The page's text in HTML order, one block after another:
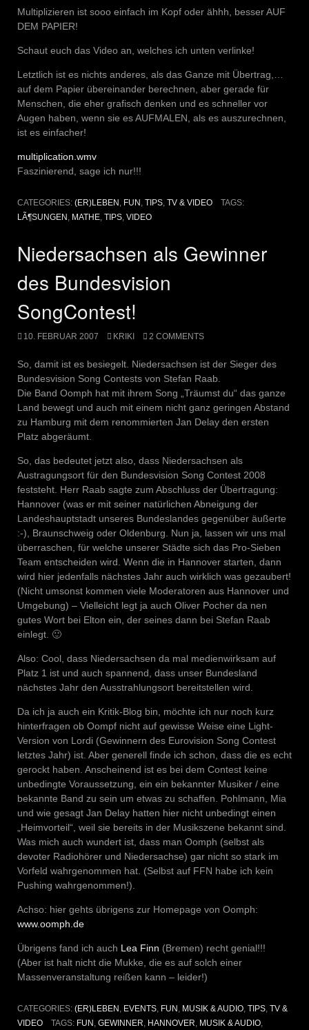
Multiplizieren ist sooo einfach im Kopf oder ähhh, besser AUF
DEM PAPIER!
Schaut euch das Video an, welches ich unten verlinke!
Letztlich ist es nichts anderes, als das Ganze mit Übertrag,…
auf dem Papier übereinander berechnen, aber gerade für
Menschen, die eher grafisch denken und es schneller vor
Augen haben, wenn sie es AUFMALEN, als es auszurechnen,
ist es einfacher!
multiplication.wmv
Faszinierend, sage ich nur!!!
CATEGORIES: (ER)LEBEN , FUN , TIPS, TV & VIDEO
TAGS:
LÃ¶SUNGEN , MATHE, TIPS, VIDEO
Niedersachsen als Gewinner
des Bundesvision
SongContest!
10. FEBRUAR 2007 KRIKI 2 COMMENTS
So, damit ist es besiegelt. Niedersachsen ist der Sieger des
Bundesvision Song Contests von Stefan Raab.
Die Band Oomph hat mit ihrem Song „Träumst du“ das ganze
Land bewegt und auch mit einem nicht ganz geringen Abstand
zu Hamburg mit dem renommierten Jan Delay den ersten
Platz abgeräumt.
So, das bedeutet jetzt also, dass Niedersachsen als
Austragungsort für den Bundesvision Song Contest 2008
feststeht. Herr Raab sagte zum Abschluss der Übertragung:
Hannover (was er mit seiner natürlichen Abneigung der
Landeshauptstadt unseres Bundeslandes gegenüber äußerte
:-), Braunschweig oder Oldenburg. Nun ja, lassen wir uns mal
überraschen, für welche unserer Städte sich das Pro-Sieben
Team entscheiden wird. Wenn die in Hannover starten, dann
wird hier jedenfalls nächstes Jahr auch wirklich was gezaubert!
(Nicht umsonst kommen viele Moderatoren aus Hannover und
Umgebung) – Vielleicht legt ja auch Oliver Pocher da nen
gutes Wort bei Elton ein, der seines dann bei Stefan Raab
einlegt. 🙂
Also: Cool, dass Niedersachsen da mal medienwirksam auf
Platz 1 ist und auch spannend, dass unser Bundesland
nächstes Jahr den Ausstrahlungsort bereitstellen wird.
Da ich ja auch ein Kritik-Blog bin, möchte ich nur noch kurz
hinterfragen ob Oompf nicht auf gewisse Weise eine Light-
Version von Lordi (Gewinnern des Eurovision Song Contest
letztes Jahr) ist. Aber generell finde ich schon, dass die es echt
gerockt haben. Anscheinend ist es bei dem Contest keine
unbedingte Voraussetzung, ein ein bekannter Musiker / eine
bekannte Band zu sein um etwas zu schaffen. Pohlmann, Mia
und wie gesagt Jan Delay hatten hier nicht unbedingt einen
„Heimvorteil“, weil sie bereits in der Musikszene bekannt sind.
Was mich auch wundert ist, dass man Oomph (selbst als
devoter Radiohörer und Niedersachse) gar nicht so stark im
Vorfeld wahrgenommen hat. (Selbst auf FFN habe ich kein
Pushing wahrgenommen!).
Achso: hier gehts übrigens zur Homepage von Oomph:
www.oomph.de
Übrigens fand ich auch Lea Finn (Bremen) recht genial!!!
(Aber ist halt nicht die Mukke, die es auf solch einer
Massenveranstaltung reißen kann – leider!)
CATEGORIES: (ER)LEBEN , EVENTS, FUN , MUSIK & AUDIO, TIPS, TV &
VIDEO
TAGS: FUN , GEWINNER, HANNOVER, MUSIK & AUDIO,